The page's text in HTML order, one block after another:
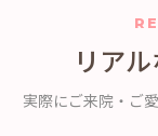
リア
実際にご来院・ご